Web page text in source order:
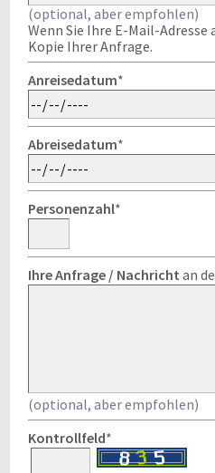
(optional, aber empfohlen)
Wenn Sie Ihre E-Mail-
Kopie Ihrer Anfrage.
Anreisedatum*
Abreisedatum*
Personenzahl*
Ihre Anfrage / Nachricht an
(optional, aber empfohlen)
Kontrollfeld*